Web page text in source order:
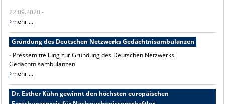
22.09.2020 -
mehr ...
Gründung des Deutschen Netzwerks Gedächtnisambulanzen
- Pressemitteilung zur Gründung des Deutschen Netzwerks
Gedächtnisambulanzen
mehr ...
Dr. Esther Kühn gewinnt den höchsten europäischen